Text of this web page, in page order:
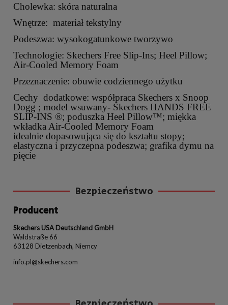
Cholewka: skóra naturalna
Wnętrze: materiał tekstylny
Podeszwa: wysokogatunkowe tworzywo
Technologie: Skechers Free Slip-Ins; Heel Pillow;
Air-Cooled Memory Foam
Przeznaczenie: obuwie codziennego użytku
Cechy dodatkowe: współpraca Skechers x Snoop
Dogg ; model wsuwany- Skechers HANDS FREE
SLIP-INS ®; poduszka Heel Pillow™; miękka
wkładka Air-Cooled Memory Foam
idealnie dopasowująca się do kształtu stopy;
elastyczna i przyczepna podeszwa; grafika dymu na
pięcie
Bezpieczeństwo
Producent
Skechers USA Deutschland GmbH
Waldstraße 66
63128 Dietzenbach, Niemcy
info.pl@skechers.com